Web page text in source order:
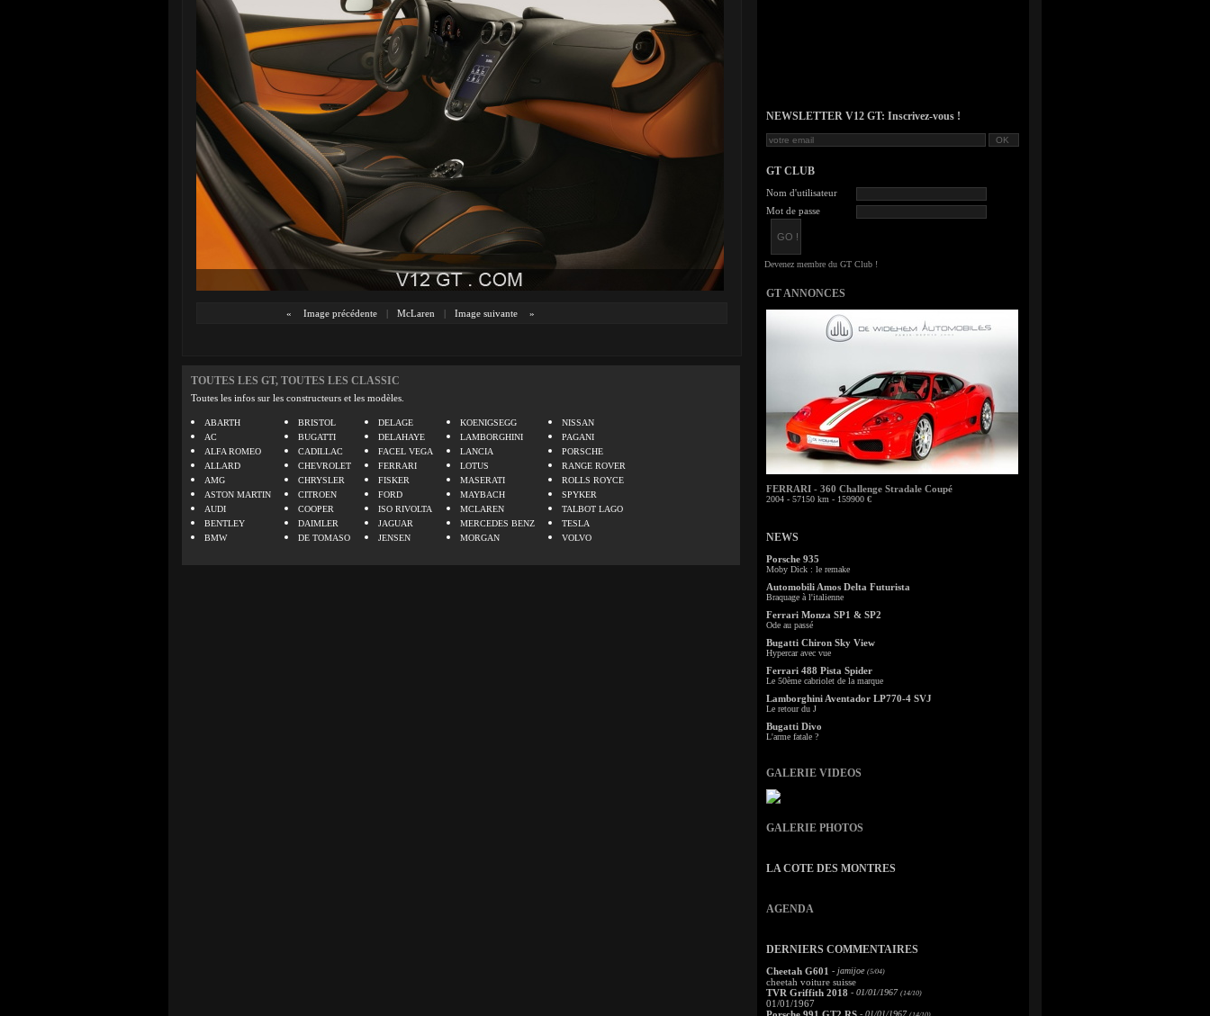
« Image précédente | McLaren | Image suivante »
TOUTES LES GT, TOUTES LES CLASSIC
Toutes les infos sur les constructeurs et les modèles.
ABARTH
AC
ALFA ROMEO
ALLARD
AMG
ASTON MARTIN
AUDI
BENTLEY
BMW
BRISTOL
BUGATTI
CADILLAC
CHEVROLET
CHRYSLER
CITROEN
COOPER
DAIMLER
DE TOMASO
DELAGE
DELAHAYE
FACEL VEGA
FERRARI
FISKER
FORD
ISO RIVOLTA
JAGUAR
JENSEN
KOENIGSEGG
LAMBORGHINI
LANCIA
LOTUS
MASERATI
MAYBACH
MCLAREN
MERCEDES BENZ
MORGAN
NISSAN
PAGANI
PORSCHE
RANGE ROVER
ROLLS ROYCE
SPYKER
TALBOT LAGO
TESLA
VOLVO
NEWSLETTER V12 GT: Inscrivez-vous !
GT CLUB
Nom d'utilisateur
Mot de passe
GT ANNONCES
FERRARI - 360 Challenge Stradale Coupé
2004 - 57150 km - 159900 €
NEWS
Porsche 935
Moby Dick : le remake
Automobili Amos Delta Futurista
Braquage à l'italienne
Ferrari Monza SP1 & SP2
Ode au passé
Bugatti Chiron Sky View
Hypercar avec vue
Ferrari 488 Pista Spider
Le 50ème cabriolet de la marque
Lamborghini Aventador LP770-4 SVJ
Le retour du J
Bugatti Divo
L'arme fatale ?
GALERIE VIDEOS
GALERIE PHOTOS
LA COTE DES MONTRES
AGENDA
DERNIERS COMMENTAIRES
Cheetah G601 - jamijoe (5/04)
cheetah voiture suisse
TVR Griffith 2018 - 01/01/1967 (14/10)
01/01/1967
- 01/01/1967